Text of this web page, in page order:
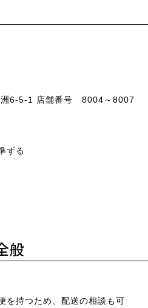
6-5-1 店舗番号 8004～8007
ずる
般
を持つため、配送の相談も可